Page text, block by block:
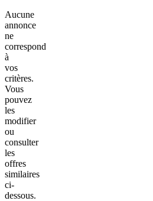
Aucune
annonce
ne
correspond
à
vos
critères.
Vous
pouvez
les
modifier
ou
consulter
les
offres
similaires
ci-
dessous.